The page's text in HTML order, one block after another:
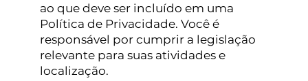
ao que deve ser incluído em uma
Política de Privacidade. Você é
responsável por cumprir a legislação
relevante para suas atividades e
localização.